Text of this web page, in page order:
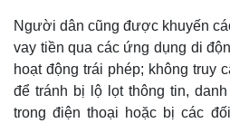
Người dân cũng được khuyến
vay tiền qua các ứng dụng di
hoạt động trái phép; không truy
để tránh bị lộ lọt thông tin,
trong điện thoại hoặc bị các